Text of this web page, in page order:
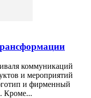
коммуникаций
и мероприятий
и фирменный
Кроме...